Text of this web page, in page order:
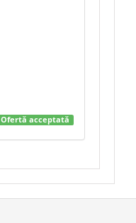
Ofertă acceptată